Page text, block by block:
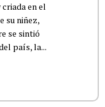
criada en el
su niñez,
se sintió
país, la...